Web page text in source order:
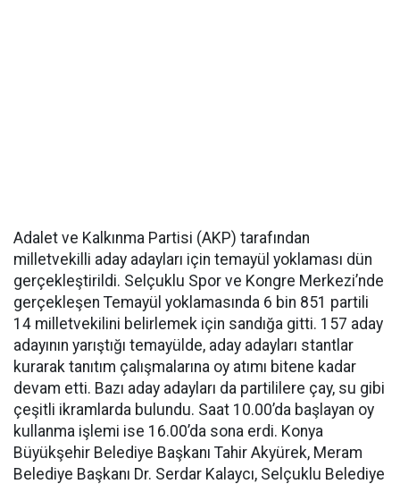
Adalet ve Kalkınma Partisi (AKP) tarafından
milletvekilli aday adayları için temayül yoklaması dün
gerçekleştirildi. Selçuklu Spor ve Kongre Merkezi’nde
gerçekleşen Temayül yoklamasında 6 bin 851 partili
14 milletvekilini belirlemek için sandığa gitti. 157 aday
adayının yarıştığı temayülde, aday adayları stantlar
kurarak tanıtım çalışmalarına oy atımı bitene kadar
devam etti. Bazı aday adayları da partililere çay, su gibi
çeşitli ikramlarda bulundu. Saat 10.00’da başlayan oy
kullanma işlemi ise 16.00’da sona erdi. Konya
Büyükşehir Belediye Başkanı Tahir Akyürek, Meram
Belediye Başkanı Dr. Serdar Kalaycı, Selçuklu Belediye